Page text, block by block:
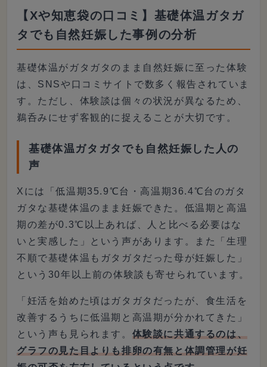
し...
【Xや知恵袋の口コミ】基礎体温ガタガ
タでも自然妊娠した事例の分析
基礎体温がガタガタのまま自然妊娠に至った体験
は、SNSや口コミサイトで数多く報告されていま
す。ただし、体験談は個々の状況が異なるため、
鵜呑みにせず客観的に捉えることが大切です。
基礎体温ガタガタでも自然妊娠した人の
声
Xには「低温期35.9℃台・高温期36.4℃台のガタ
ガタな基礎体温のまま妊娠できた。低温期と高温
期の差が0.3℃以上あれば、人と比べる必要はな
いと実感した」という声があります。また「生理
不順で基礎体温もガタガタだった母が妊娠した」
という30年以上前の体験談も寄せられています。
「妊活を始めた頃はガタガタだったが、食生活を
改善するうちに低温期と高温期が分かれてきた」
という声も見られます。 体験談に共通するのは、
グラフの見た目よりも排卵の有無と体調管理が妊